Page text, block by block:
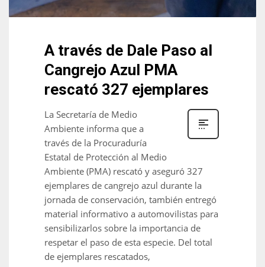
A través de Dale Paso al
Cangrejo Azul PMA
rescató 327 ejemplares
La Secretaría de Medio
Ambiente informa que a
través de la Procuraduría
Estatal de Protección al Medio
Ambiente (PMA) rescató y aseguró 327
ejemplares de cangrejo azul durante la
jornada de conservación, también entregó
material informativo a automovilistas para
sensibilizarlos sobre la importancia de
respetar el paso de esta especie. Del total
de ejemplares rescatados,